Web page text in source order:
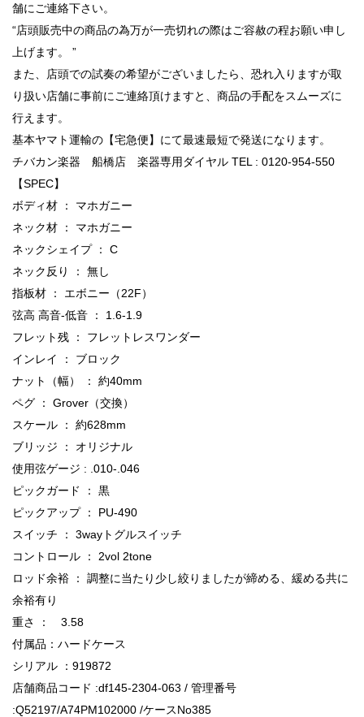
舗にご連絡下さい。
“店頭販売中の商品の為万が一売切れの際はご容赦の程お願い申し
上げます。 ”
また、店頭での試奏の希望がございましたら、恐れ入りますが取
り扱い店舗に事前にご連絡頂けますと、商品の手配をスムーズに
行えます。
基本ヤマト運輸の【宅急便】にて最速最短で発送になります。
チバカン楽器 船橋店 楽器専用ダイヤル TEL : 0120-954-550
【SPEC】
ボディ材 ： マホガニー
ネック材 ： マホガニー
ネックシェイプ ： C
ネック反り ： 無し
指板材 ： エボニー（22F）
弦高 高音-低音 ： 1.6-1.9
フレット残 ： フレットレスワンダー
インレイ ： ブロック
ナット（幅） ： 約40mm
ペグ ： Grover（交換）
スケール ： 約628mm
ブリッジ ： オリジナル
使用弦ゲージ : .010-.046
ピックガード ： 黒
ピックアップ ： PU-490
スイッチ ： 3wayトグルスイッチ
コントロール ： 2vol 2tone
ロッド余裕 ： 調整に当たり少し絞りましたが締める、緩める共に
余裕有り
重さ ： 3.58
付属品：ハードケース
シリアル ：919872
店舗商品コード :df145-2304-063 / 管理番号
:Q52197/A74PM102000 /ケースNo385